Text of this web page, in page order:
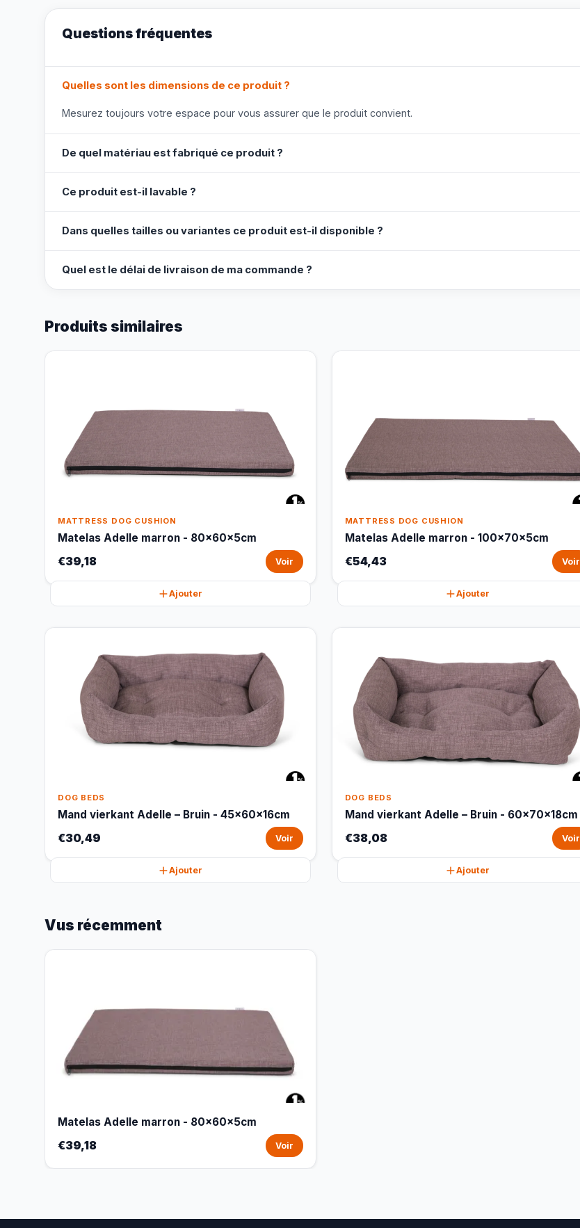
Questions fréquentes
Quelles sont les dimensions de ce produit ?
Mesurez toujours votre espace pour vous assurer que le produit convient.
De quel matériau est fabriqué ce produit ?
Ce produit est-il lavable ?
Dans quelles tailles ou variantes ce produit est-il disponible ?
Quel est le délai de livraison de ma commande ?
Produits similaires
MATTRESS DOG CUSHION
Matelas Adelle marron - 80x60x5cm
€39,18 Voir
Ajouter
MATTRESS DOG CUSHION
Matelas Adelle marron - 100x70x5cm
€54,43 Voir
Ajouter
DOG BEDS
Mand vierkant Adelle – Bruin - 45x60x16cm
€30,49 Voir
Ajouter
DOG BEDS
Mand vierkant Adelle – Bruin - 60x70x18cm
€38,08 Voir
Ajouter
Vus récemment
Matelas Adelle marron - 80x60x5cm
€39,18 Voir